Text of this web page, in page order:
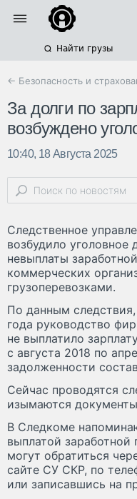
Найти грузы
← Безопасность и
За долги по
возбуждено
10:40, 18 Августа 2025
Следственное
возбудило уголовное
невыплаты
коммерческих
грузоперевозками.
По данным
года руководство
не выплатило
с августа 2018 по
задолженности
Сейчас проводятся
изымаются
В Следкоме
выплатой заработной
могут обратиться
сайте СУ СКР, по
или записавшись на